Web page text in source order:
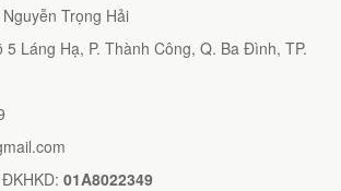
Nguyễn Trọng Hải
5 Láng Hạ, P. Thành Công, Q. Ba Đình, TP.
01A8022349